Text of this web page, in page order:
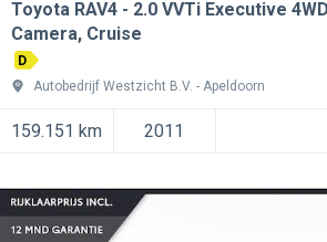
Toyota RAV4
2.0 VVTi Executive
Camera, Cruise
D
Autobedrijf Westzicht B.V.
Apeldoorn
159.151 km 2011